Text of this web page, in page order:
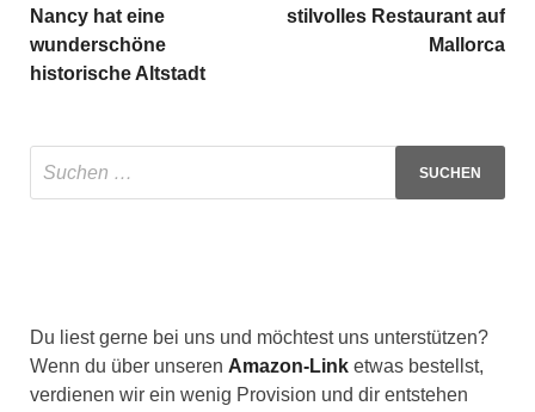
Nancy hat eine
wunderschöne
historische Altstadt
stilvolles Restaurant auf
Mallorca
Du liest gerne bei uns und möchtest uns unterstützen?
Wenn du über unseren Amazon-Link etwas bestellst,
verdienen wir ein wenig Provision und dir entstehen